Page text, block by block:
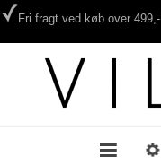
Fri fragt ved køb over 499,-